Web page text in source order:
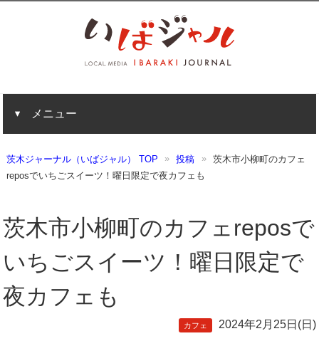
メニュー
茨木ジャーナル（いばジャル） TOP 投稿
茨木市小柳町のカフェ
reposでいちごスイーツ！曜日限定で夜カフェも
茨木市小柳町のカフェreposで
いちごスイーツ！曜日限定で
夜カフェも
カフェ 2024年2月25日(日)